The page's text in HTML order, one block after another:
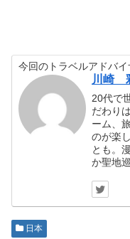
今回のトラベルアドバイ
川崎
20代で
だわり
ーム、
のが楽
とも。
か聖地
日本